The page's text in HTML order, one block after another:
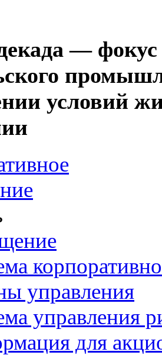
— фокус
условий
управления
управления
для